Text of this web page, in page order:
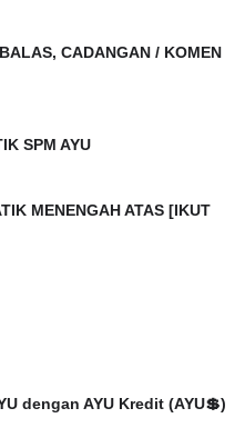
BALAS, CADANGAN / KOMEN
SPM AYU
MENENGAH ATAS [IKUT
dengan AYU Kredit (AYU💲)